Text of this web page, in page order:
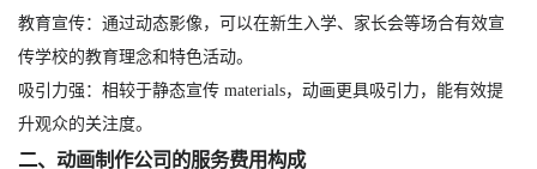
教育宣传：通过动态影像，可以在新生入学、家长会等场合有效宣
传学校的教育理念和特色活动。
吸引力强：相较于静态宣传 materials，动画更具吸引力，能有效提
升观众的关注度。
二、动画制作公司的服务费用构成